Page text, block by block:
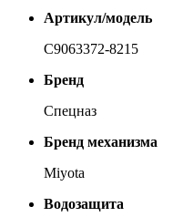
Артикул/модель
С9063372-8215
Бренд
Спецназ
Бренд механизма
Miyota
Водозащита